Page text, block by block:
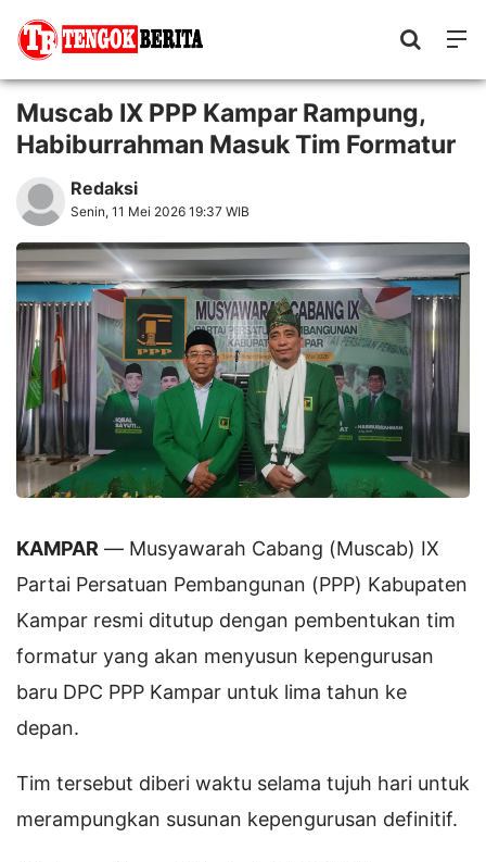
Muscab IX PPP Kampar Rampung,
Habiburrahman Masuk Tim Formatur
Redaksi
Senin, 11 Mei 2026 19:37 WIB
KAMPAR — Musyawarah Cabang (Muscab) IX
Partai Persatuan Pembangunan (PPP) Kabupaten
Kampar resmi ditutup dengan pembentukan tim
formatur yang akan menyusun kepengurusan
baru DPC PPP Kampar untuk lima tahun ke
depan.
Tim tersebut diberi waktu selama tujuh hari untuk
merampungkan susunan kepengurusan definitif.